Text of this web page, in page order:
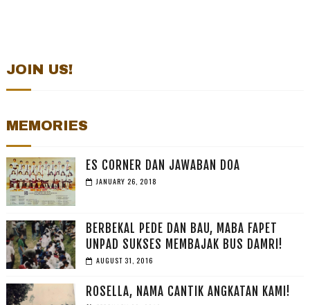
JOIN US!
MEMORIES
ES CORNER DAN JAWABAN DOA
JANUARY 26, 2018
BERBEKAL PEDE DAN BAU, MABA FAPET
UNPAD SUKSES MEMBAJAK BUS DAMRI!
AUGUST 31, 2016
ROSELLA, NAMA CANTIK ANGKATAN KAMI!